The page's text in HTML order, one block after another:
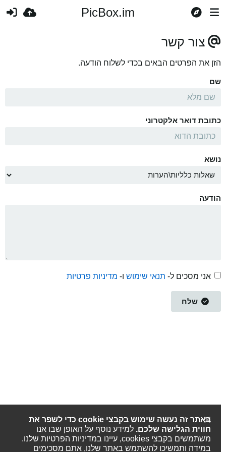
PicBox.im
צור קשר
הזן את הפרטים הבאים בכדי לשלוח הודעה.
שם
כתובת דואר אלקטרוני
נושא
הודעה
אני מסכים ל-תנאי שימושו-מדיניות פרטיות
שלח
באתר זה נעשה שימוש בקבצי cookie כדי לשפר את
חווית הגלישה שלכם.למידע נוסף על האופן שבו אנו
משתמשים בקבצי cookies, עיינו במדיניות הפרטיות שלנו.
במידה ותמשיכו להשתמש באתר שלנו, אתם מסכימים